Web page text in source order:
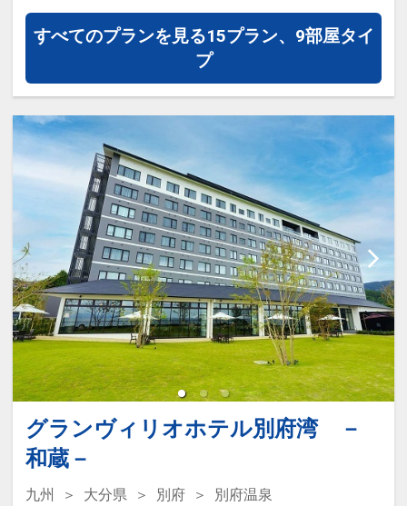
スイーツビュッフェが大人気です。
※営業時間7：00～9：00（LO）9：30
（9：00よりお料理は順に片付けさせて
頂きます）
※朝食ではアルコール飲料の提供はござ
いません。
【インクルーシブ・サービス】
(1)ウェルカムラウンジ
当館の最上階、別府の街並みをパノラマ
眺望で一望出来る
スカイダイニング＆ラウンジ「ガーラン
ド12」にて
アフタヌーンティーや
ワイン・地元の焼酎等のアルコール、生
ビールのご提供
当館オリジナルの焼菓子や自家製スイー
お気に入りのドリンクを片手に
別府の街を見渡す特等席で、
くつろぎの午後を過ごす白菊時間を。
ぜひチェックインはお早めにご予定くだ
さい。
夕食に関しましては、
飲食店が多い繁華街まで当館より徒歩10
分程度です
飲食店MAP等、フロントでお渡ししてい
ます。
【こだわりの朝食】
別府がパノラマで眺望出来るガーランド
”焼きたて、出来立て、作りたて”にこだ
わった
80種類以上の朝食ビュッフェ。
すべてのプランを見る15プラン、9部屋タイ
プ
グランヴィリオホテル別府湾 －
和蔵－
九州 大分県 別府 別府温泉